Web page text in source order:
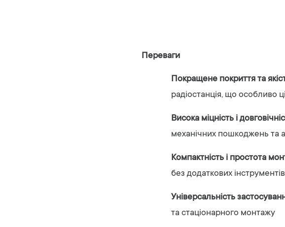
Переваги
Покращене покриття та
радіостанція, що особливо
Висока міцність і
механічних пошкоджень та
Компактність і простота
без додаткових інструментів
Універсальність
та стаціонарного монтажу